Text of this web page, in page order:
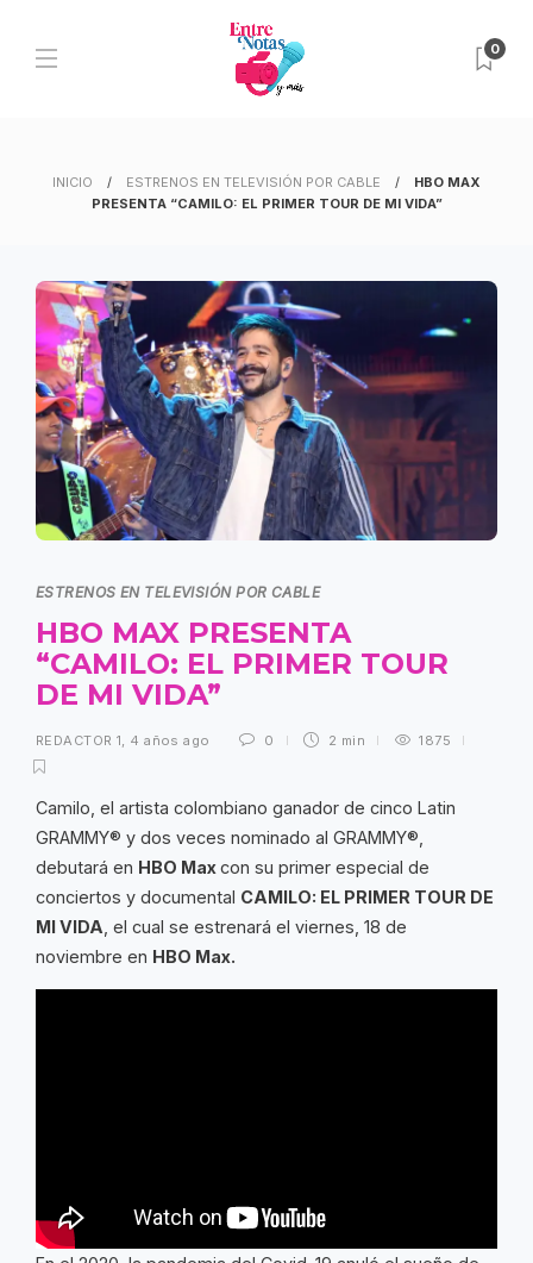
0
INICIO ESTRENOS EN TELEVISIÓN POR CABLE
HBO MAX
PRESENTA “CAMILO: EL PRIMER TOUR DE MI VIDA”
ESTRENOS EN TELEVISIÓN POR CABLE
HBO MAX PRESENTA
“CAMILO: EL PRIMER TOUR
DE MI VIDA”
REDACTOR 1, 4 años ago 0 2 min 1875
Camilo, el artista colombiano ganador de cinco Latin
GRAMMY® y dos veces nominado al GRAMMY®,
debutará en HBO Maxcon su primer especial de
conciertos y documental CAMILO: EL PRIMER TOUR DE
MI VIDA , el cual se estrenará el viernes, 18 de
noviembre en HBO Max.